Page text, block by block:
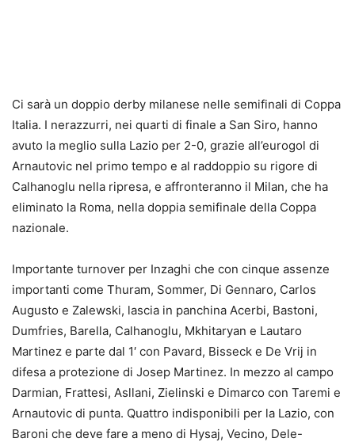
Ci sarà un doppio derby milanese nelle semifinali di Coppa
Italia. I nerazzurri, nei quarti di finale a San Siro, hanno
avuto la meglio sulla Lazio per 2-0, grazie all’eurogol di
Arnautovic nel primo tempo e al raddoppio su rigore di
Calhanoglu nella ripresa, e affronteranno il Milan, che ha
eliminato la Roma, nella doppia semifinale della Coppa
nazionale.
Importante turnover per Inzaghi che con cinque assenze
importanti come Thuram, Sommer, Di Gennaro, Carlos
Augusto e Zalewski, lascia in panchina Acerbi, Bastoni,
Dumfries, Barella, Calhanoglu, Mkhitaryan e Lautaro
Martinez e parte dal 1′ con Pavard, Bisseck e De Vrij in
difesa a protezione di Josep Martinez. In mezzo al campo
Darmian, Frattesi, Asllani, Zielinski e Dimarco con Taremi e
Arnautovic di punta. Quattro indisponibili per la Lazio, con
Baroni che deve fare a meno di Hysaj, Vecino, Dele-